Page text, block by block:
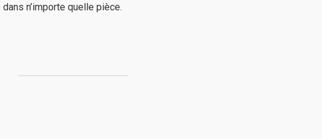
n’importe quelle pièce.